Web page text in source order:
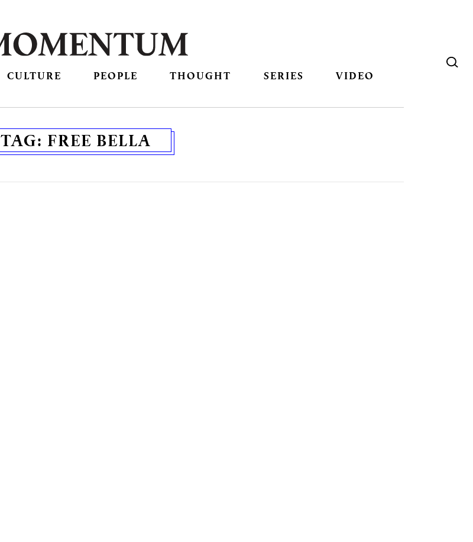
CULTURE PEOPLE THOUGHT SERIES VIDEO
TAG: FREE BELLA